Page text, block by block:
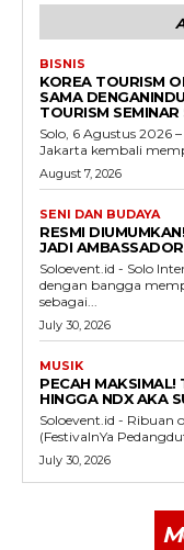
BISNIS
KOREA TOURISM
SAMA
TOURISM
Solo, 6 Agustus 2026
Jakarta kembali
August 7, 2026
SENI DAN BUDAYA
RESMI
JADI
Soloevent.id - Solo
dengan bangga
sebagai...
July 30, 2026
MUSIK
PECAH MAKSIMAL!
HINGGA NDX AKA
Soloevent.id - Ribuan
(FestivalnYa
July 30, 2026